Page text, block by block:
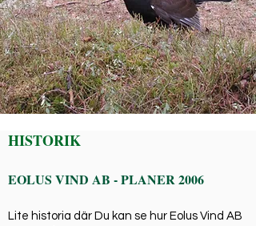
HISTORIK
EOLUS VIND AB - PLANER 2006
Lite historia där Du kan se hur Eolus Vind AB